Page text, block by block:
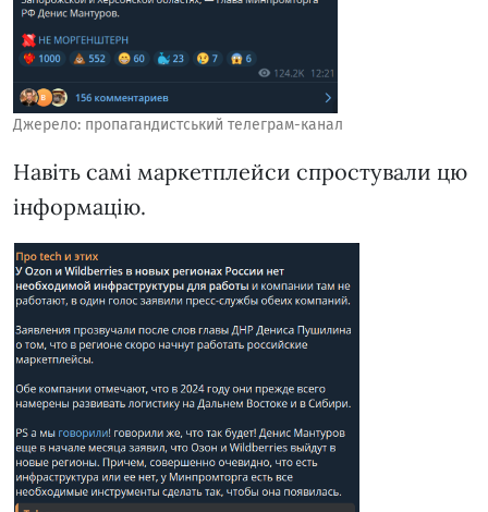
Джерело: пропагандистський телеграм-канал
Навіть самі маркетплейси спростували цю
інформацію.